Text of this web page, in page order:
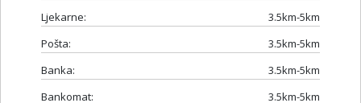
Ljekarne:
3.5km-5km
Pošta:
3.5km-5km
Banka:
3.5km-5km
Bankomat:
3.5km-5km